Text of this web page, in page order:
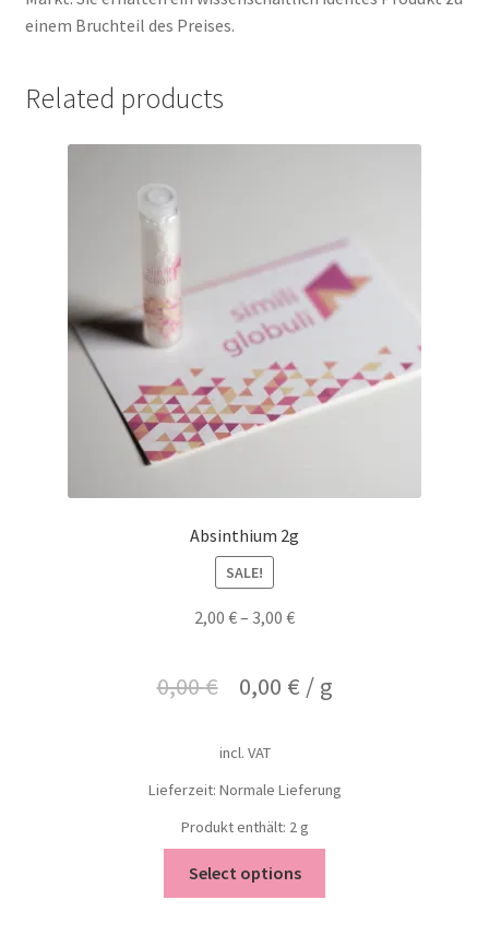
einem Bruchteil des Preises.
Related products
Absinthium 2g
SALE!
2,00 €– 3,00 €
0,00€ 0,00 € / g
incl. VAT
Lieferzeit: Normale Lieferung
Produkt enthält: 2g
Select options